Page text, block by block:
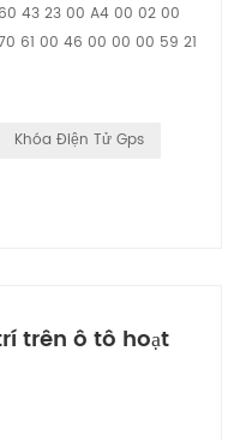
43 23 00 A4 00 02 00
61 00 46 00 00 00 59 21
02 20 02 60 43 23 27 95
95 93 78 61 58 00 12 86
Khóa Điện Tử Gps
trên ô tô hoạt